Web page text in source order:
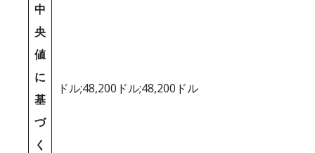
中
央
値
に
基
づ
く
ドル;48,200ドル;48,200ドル